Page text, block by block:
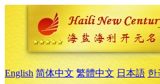
English 简体中文 繁體中文 日本語 한